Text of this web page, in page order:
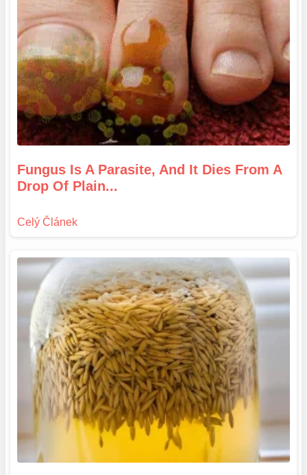
Fungus Is A Parasite, And It Dies From A
Drop Of Plain...